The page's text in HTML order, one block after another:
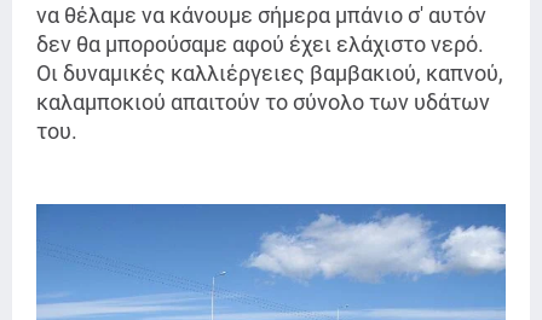
να θέλαμε να κάνουμε σήμερα μπάνιο σ' αυτόν
δεν θα μπορούσαμε αφού έχει ελάχιστο νερό.
Οι δυναμικές καλλιέργειες βαμβακιού, καπνού,
καλαμποκιού απαιτούν το σύνολο των υδάτων
του.